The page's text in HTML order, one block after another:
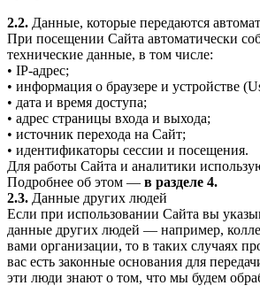
2.2. Данные, которые передаются
При посещении Сайта автоматически
технические данные, в том числе:
• IP-адрес;
• информация о браузере и устройстве
• дата и время доступа;
• адрес страницы входа и выхода;
• источник перехода на Сайт;
• идентификаторы сессии и посещения.
Для работы Сайта и аналитики
Подробнее об этом — в разделе 4.
2.3. Данные других людей
Если при использовании Сайта вы
данные других людей — например,
вами организации, то в таких случаях
вас есть законные основания для
эти люди знают о том, что мы будем